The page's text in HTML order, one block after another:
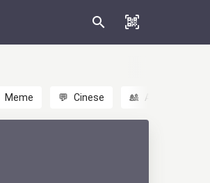
Meme 💬 Cinese 🎎 Anime